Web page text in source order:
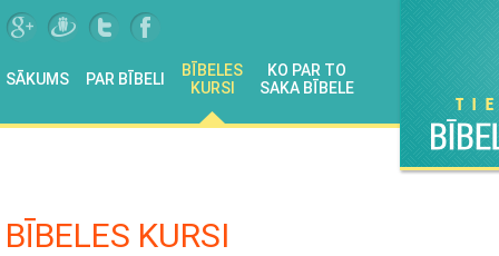
SĀKUMS PAR BĪBELI
BĪBELES
KURSI
KO PAR TO
SAKA BĪBELE
BĪBELES KURSI